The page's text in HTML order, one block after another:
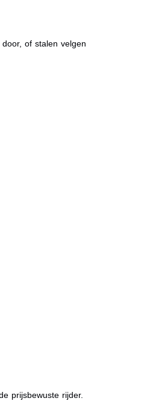
of stalen velgen
prijsbewuste rijder.